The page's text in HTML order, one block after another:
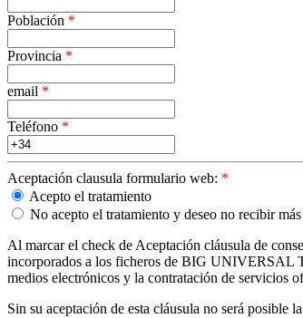
Población *
Provincia *
email *
Teléfono *
Aceptación clausula formulario web: *
Acepto el tratamiento
No acepto el tratamiento y deseo no recibir
Al marcar el check de Aceptación cláusula de
incorporados a los ficheros de BIG UNIVERSAL
medios electrónicos y la contratación de servicios
Sin su aceptación de esta cláusula no será posible